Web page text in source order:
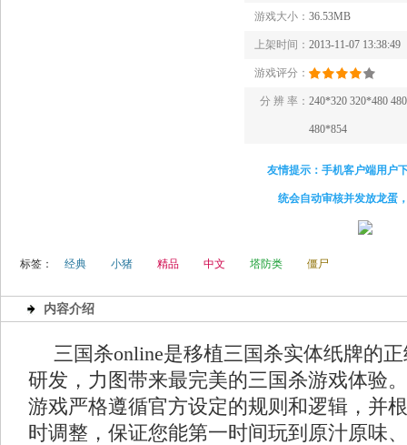
游戏大小： 36.53MB
上架时间： 2013-11-07 13:38:49
游戏评分：
分 辨 率： 240*320 320*480
480*854
友情提示：手机客户端用户
统会自动审核并发放龙蛋
标签： 经典 小猪 精品 中文 塔防类 僵尸
内容介绍
三国杀online是移植三国杀实体纸牌的
研发，力图带来最完美的三国杀游戏体验。
游戏严格遵循官方设定的规则和逻辑，并
时调整，保证您能第一时间玩到原汁原味